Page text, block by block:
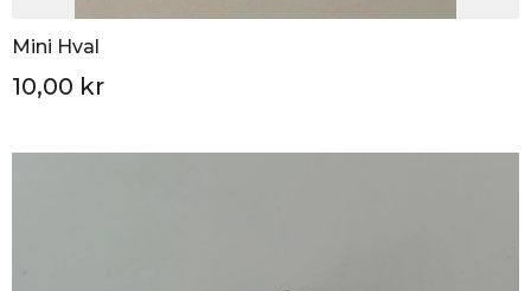
Mini Hval
10,00 kr